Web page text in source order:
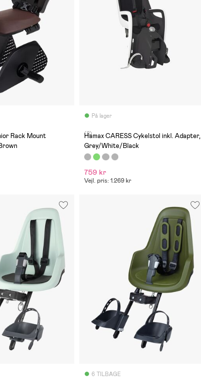
Rack Mount
På lager
(8)
Hamax CARESS Cykelstol inkl. Adapter,
Grey/White/Black
759 kr
Vejl. pris: 1.269 kr
6 TILBAGE